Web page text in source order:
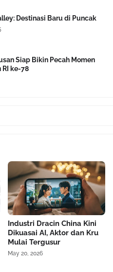
Destinasi Baru di Puncak
Siap Bikin Pecah Momen
RI ke-78
Industri Dracin China Kini
Dikuasai AI, Aktor dan Kru
Mulai Tergusur
May 20, 2026